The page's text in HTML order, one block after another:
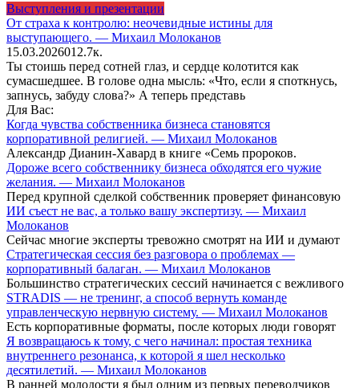
Выступления и презентации
От страха к контролю: неочевидные истины для
выступающего. — Михаил Молоканов
15.03.2026012.7к.
Ты стоишь перед сотней глаз, и сердце колотится как
сумасшедшее. В голове одна мысль: «Что, если я споткнусь,
запнусь, забуду слова?» А теперь представь
Для Вас:
Когда чувства собственника бизнеса становятся
корпоративной религией. — Михаил Молоканов
Александр Дианин-Хавард в книге «Семь пророков.
Дороже всего собственнику бизнеса обходятся его чужие
желания. — Михаил Молоканов
Перед крупной сделкой собственник проверяет финансовую
ИИ съест не вас, а только вашу экспертизу. — Михаил
Молоканов
Сейчас многие эксперты тревожно смотрят на ИИ и думают
Стратегическая сессия без разговора о проблемах —
корпоративный балаган. — Михаил Молоканов
Большинство стратегических сессий начинается с вежливого
STRADIS — не тренинг, а способ вернуть команде
управленческую нервную систему. — Михаил Молоканов
Есть корпоративные форматы, после которых люди говорят
Я возвращаюсь к тому, с чего начинал: простая техника
внутреннего резонанса, к которой я шел несколько
десятилетий. — Михаил Молоканов
В ранней молодости я был одним из первых переводчиков